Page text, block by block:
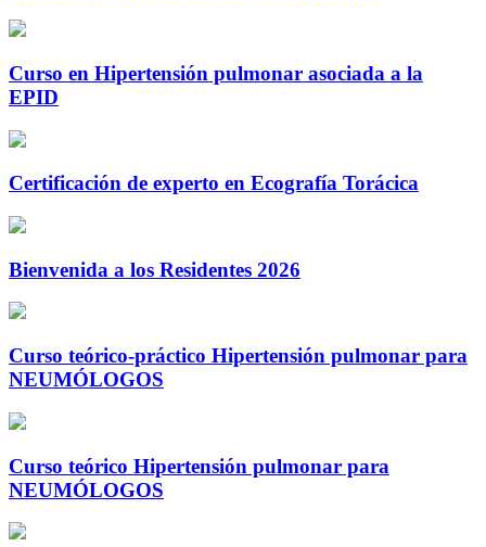
Curso en Hipertensión pulmonar asociada a la
EPID
Certificación de experto en Ecografía Torácica
Bienvenida a los Residentes 2026
Curso teórico-práctico Hipertensión pulmonar para
NEUMÓLOGOS
Curso teórico Hipertensión pulmonar para
NEUMÓLOGOS